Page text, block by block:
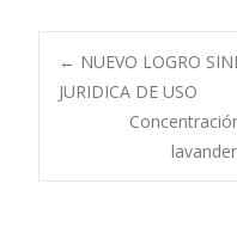
← NUEVO LOGRO
JURIDICA DE USO